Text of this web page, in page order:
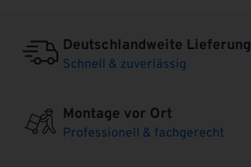
Deutschlandweite Lieferung
Schnell & zuverlässig
Montage vor Ort
Professionell & fachgerecht